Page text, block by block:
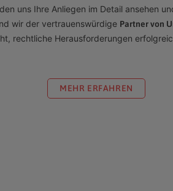
uns Ihre Anliegen im Detail ansehen
wir der vertrauenswürdige Partner von
rechtliche Herausforderungen
MEHR ERFAHREN